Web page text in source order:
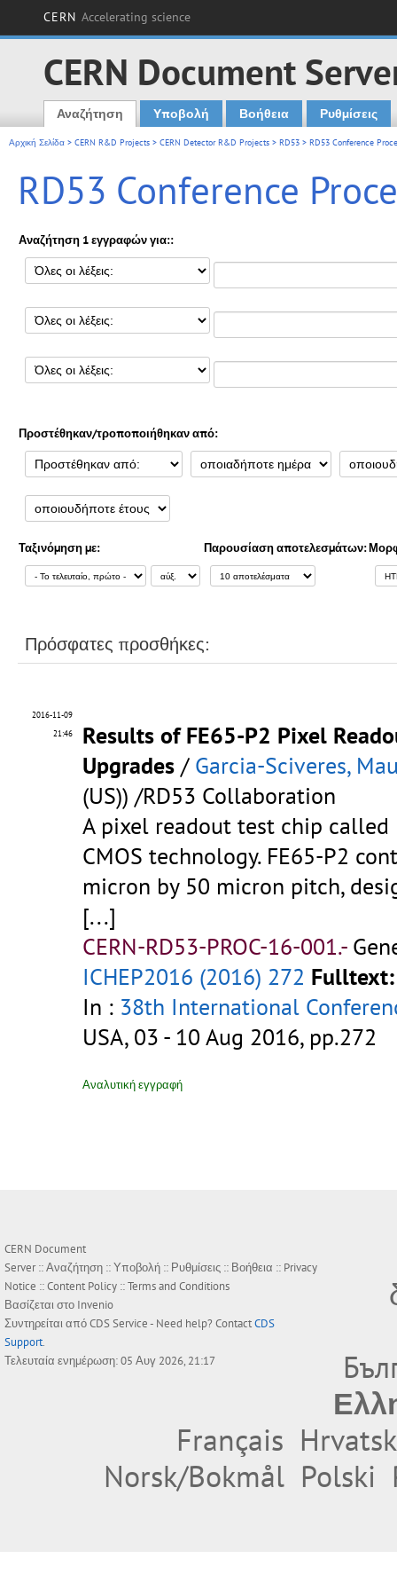
CERN Accelerating science
CERN Document
Main menu
Αναζήτηση Υποβολή Βοήθεια Ρυθμίσεις
Αρχική Σελίδα > CERN R&D Projects > CERN Detector R&D Projects > RD53 > RD53 Conference
RD53 Conference
Αναζήτηση 1 εγγραφών για::
Προστέθηκαν/τροποποιήθηκαν από:
Ταξινόμηση με: Παρουσίαση αποτελεσμάτων:
Πρόσφατες προσθήκες:
2016-11-09
21:46
Results of FE65-P2 Pixel
Upgrades / Garcia-Sciveres,
(US)) /RD53 Collaboration
A pixel readout test chip called
CMOS technology. FE65-P2
micron by 50 micron pitch,
[...]
CERN-RD53-PROC-16-001.-
ICHEP2016 (2016) 272 Fulltext:
In : 38th International
USA, 03 - 10 Aug 2016, pp.272
Αναλυτική εγγραφή
CERN Document
Server ::Αναζήτηση ::Υποβολή :: Ρυθμίσεις :: Βοήθεια :: Privacy
Notice ::Content Policy ::Terms and Conditions
Βασίζεται στο Invenio
Συντηρείται απόCDS Service- Need help? ContactCDS
Support.
Τελευταία ενημέρωση: 05 Αυγ 2026, 21:17
Français
Norsk/Bokmål Polski